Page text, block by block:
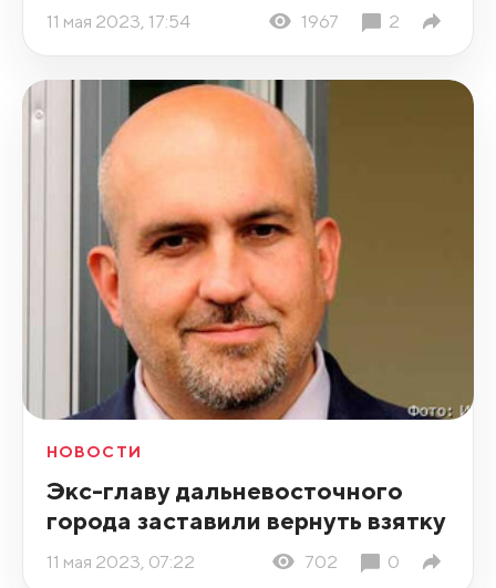
11 мая 2023, 17:54 1967 2
НОВОСТИ
Экс-главу дальневосточного
города заставили вернуть взятку
11 мая 2023, 07:22 702 0